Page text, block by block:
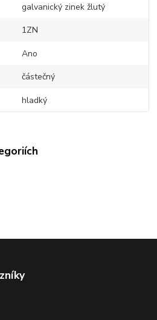
galvanický zinek žlutý
1ZN
Ano
částečný
hladký